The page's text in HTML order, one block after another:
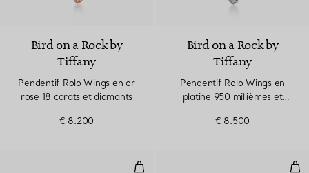
2 Matériaux
Bird on a Rock by
Tiffany
Pendentif Rolo Wings en or
rose 18 carats et diamants
€ 8.200
Bird on a Rock by
Tiffany
Pendentif Rolo Wings en
platine 950 millièmes et
€ 8.500
Bague Bird en platine, or et